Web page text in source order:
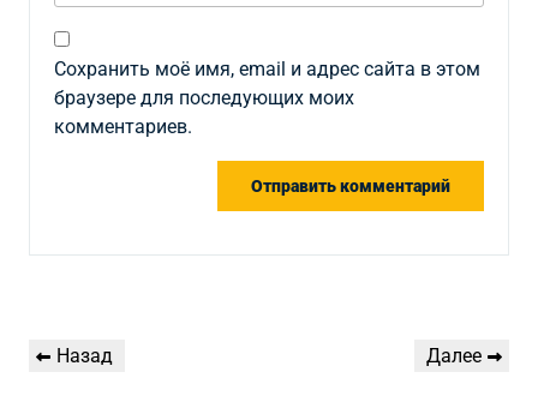
Сохранить моё имя, email и адрес сайта в этом
браузере для последующих моих
комментариев.
по
Предыдущая
Назад
Следующая
Далее